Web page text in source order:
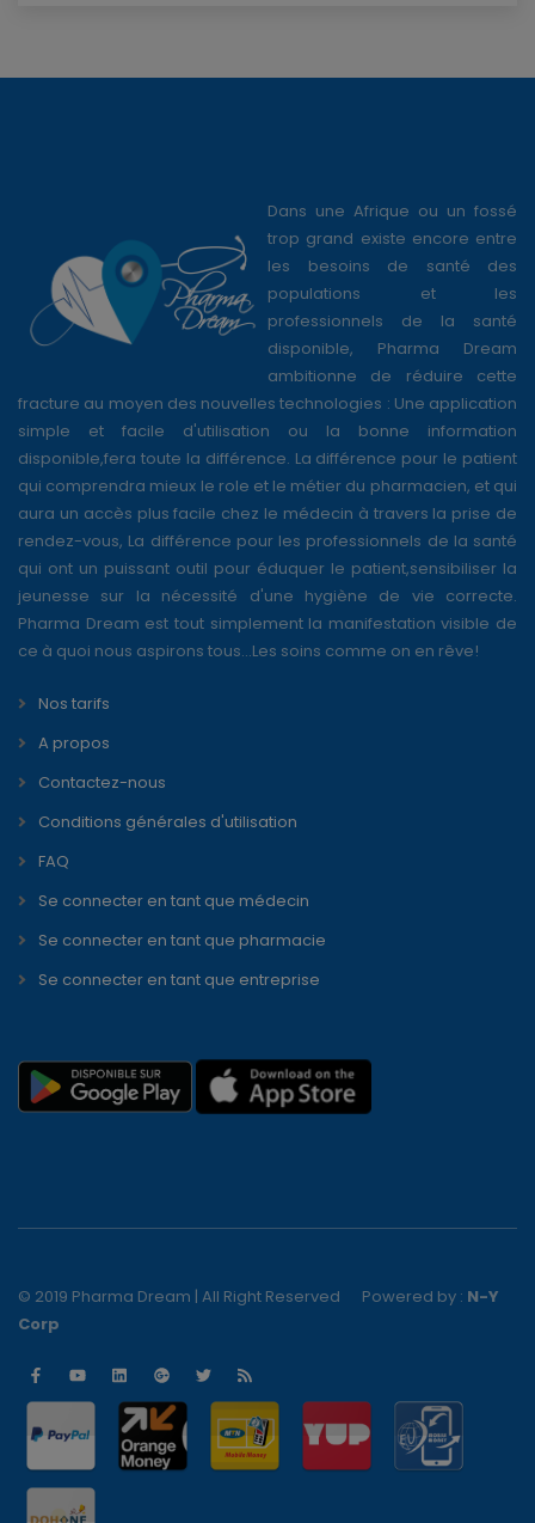
Dans une Afrique ou un fossé
trop grand existe encore entre
les besoins de santé des
populations et les
professionnels de la santé
disponible, Pharma Dream
ambitionne de réduire cette
fracture au moyen des nouvelles technologies : Une application
simple et facile d'utilisation ou la bonne information
disponible,fera toute la différence. La différence pour le patient
qui comprendra mieux le role et le métier du pharmacien, et qui
aura un accès plus facile chez le médecin à travers la prise de
rendez-vous, La différence pour les professionnels de la santé
qui ont un puissant outil pour éduquer le patient,sensibiliser la
jeunesse sur la nécessité d'une hygiène de vie correcte.
Pharma Dream est tout simplement la manifestation visible de
ce à quoi nous aspirons tous...Les soins comme on en rêve!
Nos tarifs
A propos
Contactez-nous
Conditions générales d'utilisation
FAQ
Se connecter en tant que médecin
Se connecter en tant que pharmacie
Se connecter en tant que entreprise
© 2019 Pharma Dream | All Right Reserved Powered by : N-Y
Corp